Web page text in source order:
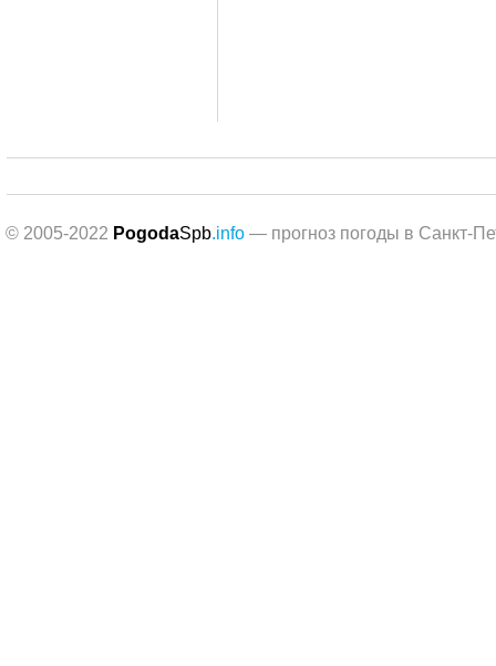
© 2005-2022 PogodaSpb.info — прогноз погоды в Санкт-